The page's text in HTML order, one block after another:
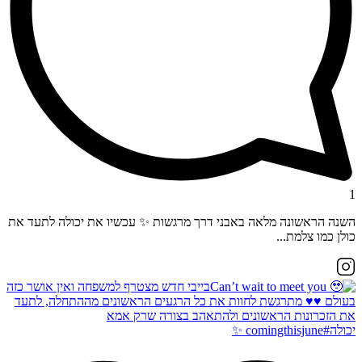
1
השנה הראשונה מלאה באבני דרך מרגשות ✨ עכשיו את יכולה לתעד את
כולן כמו צלמת...